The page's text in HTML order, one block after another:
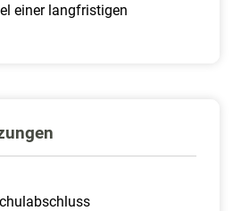
einer langfristigen